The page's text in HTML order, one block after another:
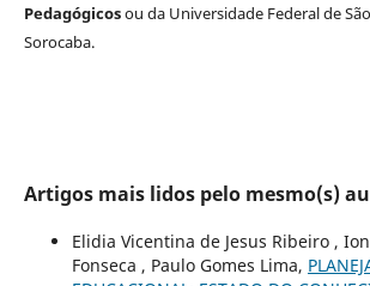
Pedagógicosou da Universidade Federal de
Sorocaba.
Artigos mais lidos pelo mesmo(s)
Elidia Vicentina de Jesus Ribeiro ,
Fonseca , Paulo Gomes Lima,